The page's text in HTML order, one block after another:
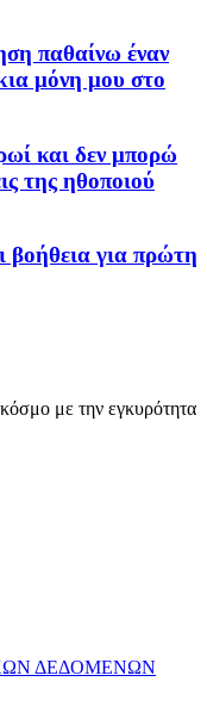
παθαίνω έναν
μόνη μου στο
και δεν μπορώ
της ηθοποιού
για πρώτη
με την εγκυρότητα
ΔΕΔΟΜΕΝΩΝ